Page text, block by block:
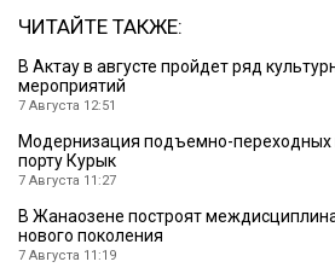
ЧИТАЙТЕ ТАКЖЕ:
В Актау в августе пройдет ряд
мероприятий
7 Августа 12:51
Модернизация подъемно-переходных
порту Курык
7 Августа 11:27
В Жанаозене построят
нового поколения
7 Августа 11:19